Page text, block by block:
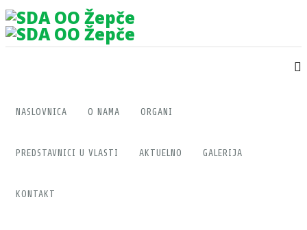
NASLOVNICA O NAMA ORGANI
PREDSTAVNICI U VLASTI AKTUELNO GALERIJA
KONTAKT